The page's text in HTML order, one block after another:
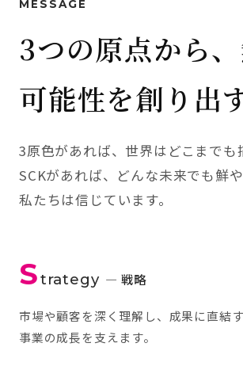
MESSAGE
3つの原点から
可能性を創り出
3原色があれば、世界はどこまでも
SCKがあれば、どんな未来でも鮮
私たちは信じています。
Strategy — 戦略
市場や顧客を深く理解し、成果に直結す
事業の成長を支えます。